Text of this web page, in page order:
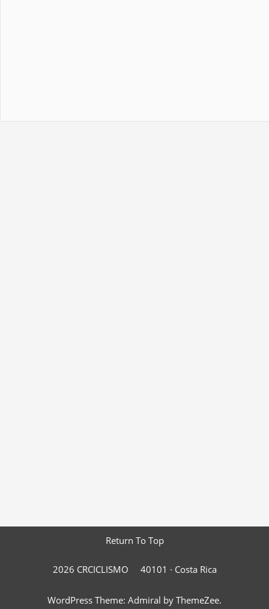
Return To Top
2026 CRCICLISMO 40101 · Costa Rica
WordPress Theme: Admiral by ThemeZee.